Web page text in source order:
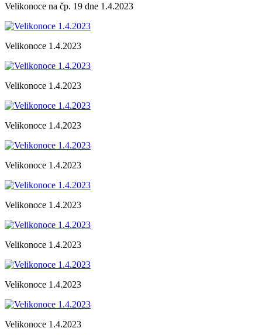
Velikonoce na čp. 19 dne 1.4.2023
Velikonoce 1.4.2023
Velikonoce 1.4.2023
Velikonoce 1.4.2023
Velikonoce 1.4.2023
Velikonoce 1.4.2023
Velikonoce 1.4.2023
Velikonoce 1.4.2023
Velikonoce 1.4.2023